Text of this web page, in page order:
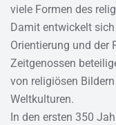
viele Formen des
Damit entwickelt
Orientierung und der
Zeitgenossen
von religiösen
Weltkulturen.
In den ersten 350